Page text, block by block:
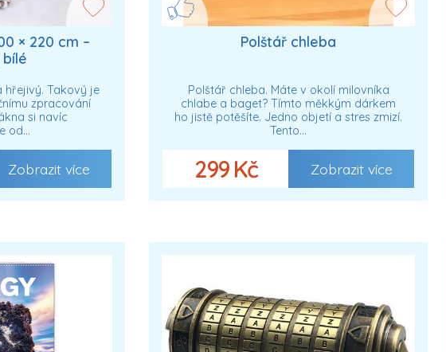
× 220 cm –
hřejivý. Takový je
zpracování
si navíc
od…
Zobrazit více
Polštář chleba
Polštář chleba. Máte v okolí milovníka
chlabe a baget? Tímto měkkým dárkem
ho jistě potěšíte. Jedno objetí a stres zmizí.
Tento…
299 Kč Zobrazit více